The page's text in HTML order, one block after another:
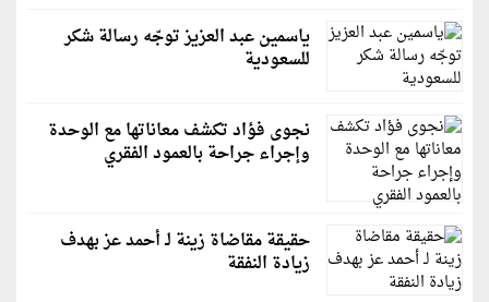
ياسمين عبد العزيز توجّه رسالة شكر
للسعودية
نجوى فؤاد تكشف معاناتها مع الوحدة
وإجراء جراحة بالعمود الفقري
حقيقة مقاضاة زينة لـ أحمد عز بهدف
زيادة النفقة